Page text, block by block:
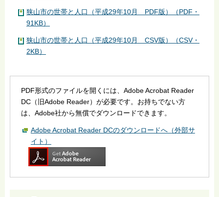
狭山市の世帯と人口（平成29年10月 PDF版）（PDF・
91KB）
狭山市の世帯と人口（平成29年10月 CSV版）（CSV・
2KB）
PDF形式のファイルを開くには、Adobe Acrobat Reader
DC（旧Adobe Reader）が必要です。お持ちでない方
は、Adobe社から無償でダウンロードできます。
Adobe Acrobat Reader DCのダウンロードへ（外部サ
イト）